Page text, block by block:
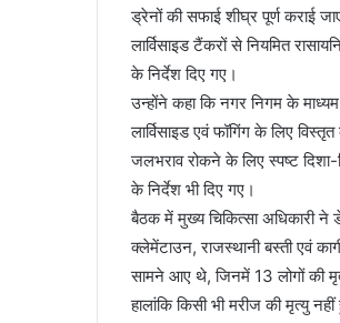
ड्रेनों की सफाई शीघ्र पूर्ण कराई
लार्विसाइड टैंकरों से नियमित
के निर्देश दिए गए।
उन्होंने कहा कि नगर निगम के
लार्विसाइड एवं फॉगिंग के लिए
जलभराव रोकने के लिए स्पष्ट दिशा-
के निर्देश भी दिए गए।
बैठक में मुख्य चिकित्सा अधिकारी ने
क्लेमेंटाउन, राजस्थानी बस्ती एवं
सामने आए थे, जिनमें 13 लोगों की
हालांकि किसी भी मरीज की मृत्यु